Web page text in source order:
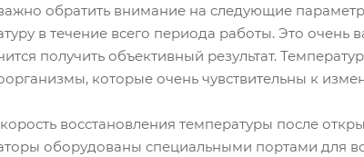
обратить внимание на следующие
в течение всего периода работы. Это очень
получить объективный результат.
которые очень чувствительны к
восстановления температуры после
оборудованы специальными портами для